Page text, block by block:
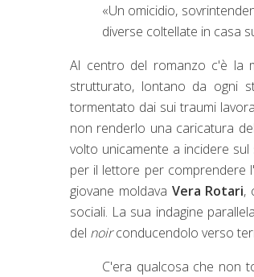
«Un omicidio,
diverse coltellate in casa
Al centro del romanzo c'è la
strutturato, lontano da ogni
tormentato dai sui traumi
non renderlo una caricatura
volto unicamente a incidere
per il lettore per comprendere
giovane moldava Vera Rotari,
sociali. La sua indagine
del noirconducendolo verso
C'era qualcosa che non